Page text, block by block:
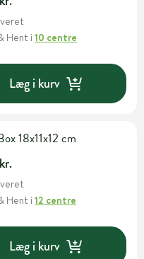
Hent i10 centre
Læg i kurv
18x11x12 cm
Hent i12 centre
Læg i kurv